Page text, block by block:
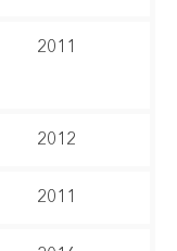
2011
2012
2011